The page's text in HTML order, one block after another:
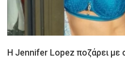
H Jennifer Lopez ποζάρει με